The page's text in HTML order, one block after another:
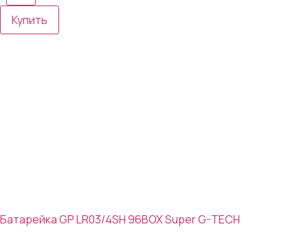
Купить
Батарейка GP LR03/4SH 96BOX Super G-TECH